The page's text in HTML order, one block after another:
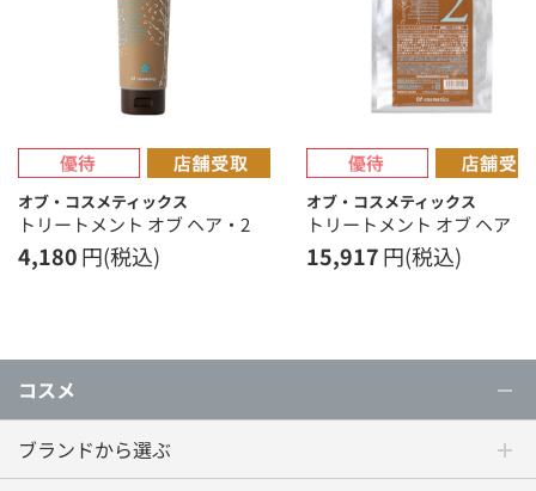
オブ・コスメティックス
トリートメント オブ ヘア・2
4,180円(税込)
オブ・コスメティックス
トリートメント オブ ヘア・
15,917円(税込)
コスメ
ブランドから選ぶ